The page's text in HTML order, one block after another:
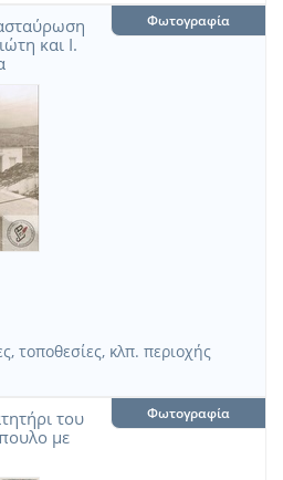
και Ι.
Φωτογραφία
τοποθεσίες, κλπ. περιοχής
του
με
Φωτογραφία